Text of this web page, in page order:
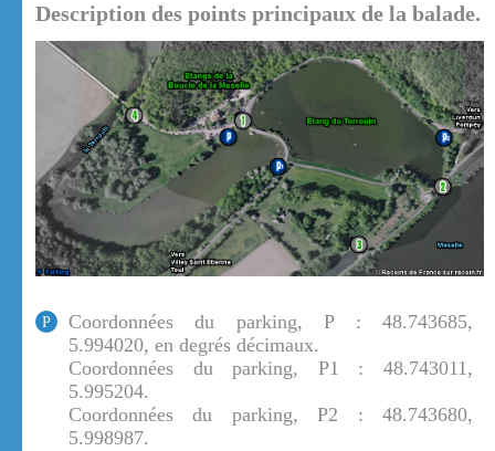
Description des points principaux de la balade.
P
Coordonnées du parking, P : 48.743685,
5.994020, en degrés décimaux.
Coordonnées du parking, P1 : 48.743011,
5.995204.
Coordonnées du parking, P2 : 48.743680,
5.998987.